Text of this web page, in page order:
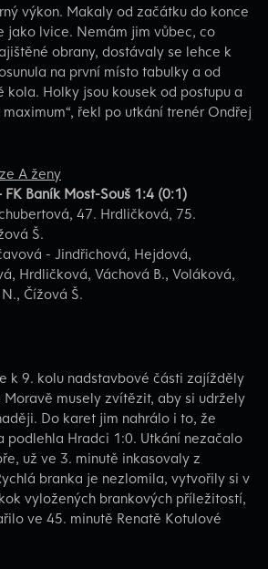
výkon. Makaly od začátku do konce
jako lvice. Nemám jim vůbec, co
obrany, dostávaly se lehce k
na první místo tabulky a od
kola. Holky jsou kousek od postupu a
řekl po utkání trenér Ondřej
A ženy
FK Baník Most-Souš 1:4 (0:1)
47. Hrdličková, 75.
Š.
- Jindřichová, Hejdová,
Hrdličková, Váchová B., Voláková,
Čížová Š.
k 9. kolu nadstavbové části zajížděly
Moravě musely zvítězit, aby si udržely
Do karet jim nahrálo i to, že
podlehla Hradci 1:0. Utkání nezačalo
už ve 3. minutě inkasovaly z
branka je nezlomila, vytvořily si v
vyložených brankových příležitostí,
ve 45. minutě Renatě Kotulové